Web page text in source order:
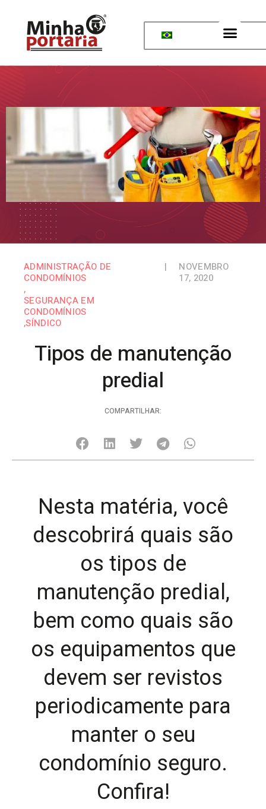
ADMINISTRAÇÃO DE
CONDOMÍNIOS
,
SEGURANÇA EM
CONDOMÍNIOS
,SÍNDICO
|
NOVEMBRO
17, 2020
Tipos de manutenção
predial
COMPARTILHAR:
Nesta matéria, você
descobrirá quais são
os tipos de
manutenção predial,
bem como quais são
os equipamentos que
devem ser revistos
periodicamente para
manter o seu
condomínio seguro.
Confira!